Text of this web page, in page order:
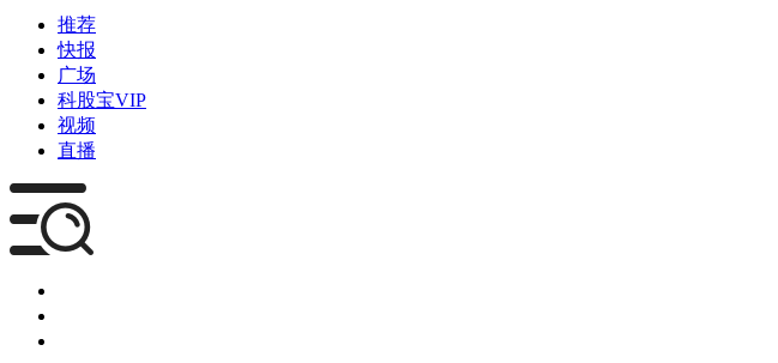
推荐
快报
广场
科股宝VIP
视频
直播